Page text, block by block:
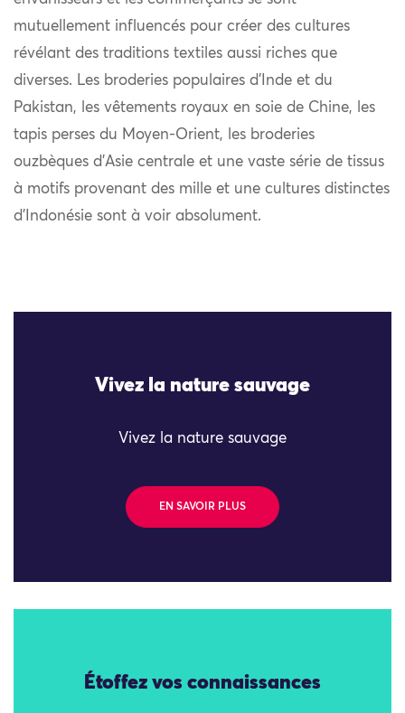
mutuellement influencés pour créer des cultures
révélant des traditions textiles aussi riches que
diverses. Les broderies populaires d’Inde et du
Pakistan, les vêtements royaux en soie de Chine, les
tapis perses du Moyen-Orient, les broderies
ouzbèques d’Asie centrale et une vaste série de tissus
à motifs provenant des mille et une cultures distinctes
d’Indonésie sont à voir absolument.
Vivez la nature sauvage
Vivez la nature sauvage
EN SAVOIR PLUS
Étoffez vos connaissances